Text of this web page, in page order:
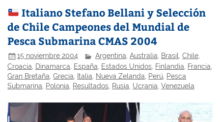
Italiano Stefano Bellani y Selección
de Chile Campeones del Mundial de
Pesca Submarina CMAS 2004
15 noviembre 2004 Argentina ,Australia Brasil ,Chile
Croacia Dinamarca España Estados Unidos Finlandia Francia
Gran Bretaña ,Grecia Italia Nueva Zelanda Perú Pesca
Submarina Polonia Resultados Rusia Ucrania ,Venezuela